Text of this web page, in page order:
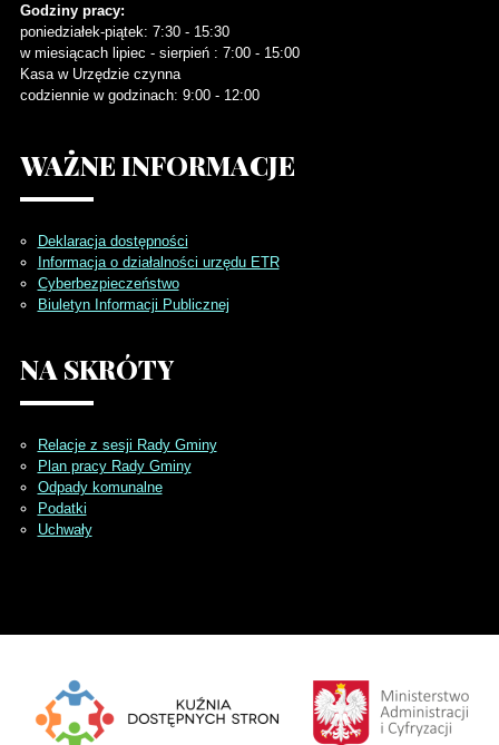
Godziny pracy:
poniedziałek-piątek: 7:30 - 15:30
w miesiącach lipiec - sierpień : 7:00 - 15:00
Kasa w Urzędzie czynna
codziennie w godzinach: 9:00 - 12:00
WAŻNEINFORMACJE
Deklaracja dostępności
Informacja o działalności urzędu ETR
Cyberbezpieczeństwo
Biuletyn Informacji Publicznej
NA SKRÓTY
Relacje z sesji Rady Gminy
Plan pracy Rady Gminy
Odpady komunalne
Podatki
Uchwały